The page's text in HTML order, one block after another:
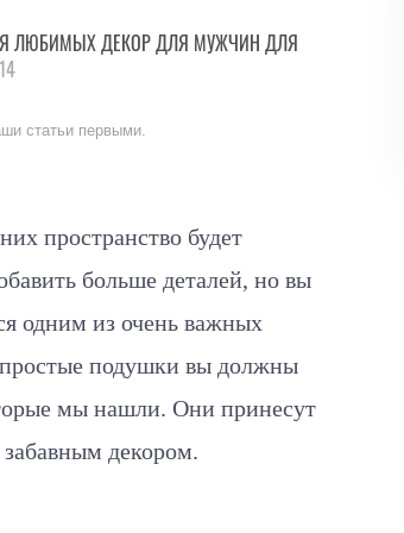
ЛЮБИМЫХДЕКОРДЛЯ МУЖЧИН ДЛЯ
статьи первыми.
пространство будет
больше деталей, но вы
одним из очень важных
простые подушки вы должны
мы нашли. Они принесут
декором.